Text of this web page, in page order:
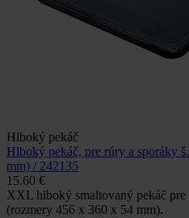
Hlboký pekáč
Hlboký pekáč, pre rúry a sporáky
mm) / 242135
15.60 €
XXL hlboký smaltovaný pekáč pre
(rozmery 456 x 360 x 54 mm).